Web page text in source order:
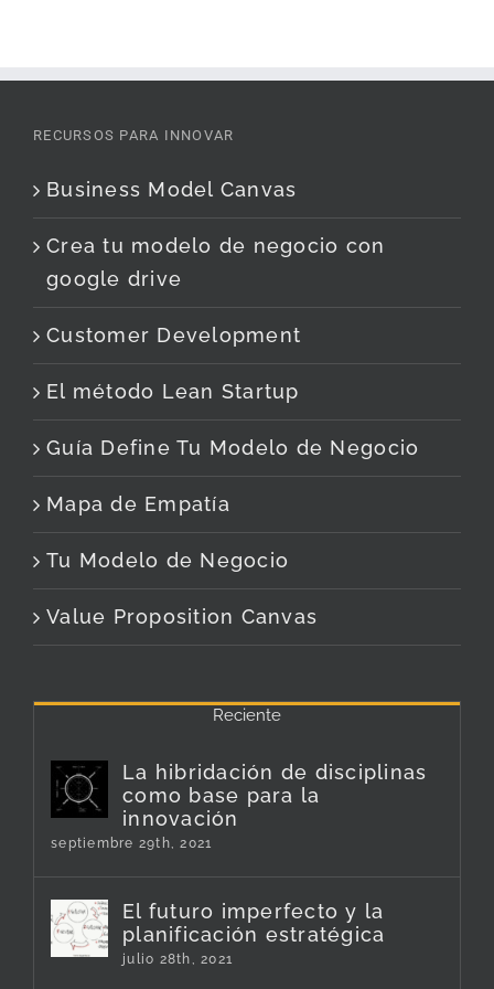
RECURSOS PARA INNOVAR
Business Model Canvas
Crea tu modelo de negocio con
google drive
Customer Development
El método Lean Startup
Guía Define Tu Modelo de Negocio
Mapa de Empatía
Tu Modelo de Negocio
Value Proposition Canvas
Reciente
La hibridación de disciplinas
como base para la
innovación
septiembre 29th, 2021
El futuro imperfecto y la
planificación estratégica
julio 28th, 2021